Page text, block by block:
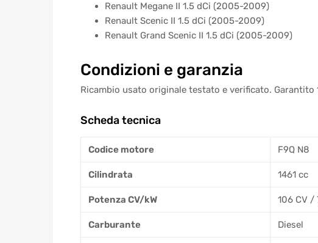
Renault Megane II 1.5 dCi (2005-2009)
Renault Scenic II 1.5 dCi (2005-2009)
Renault Grand Scenic II 1.5 dCi (2005-2009)
Condizioni e garanzia
Ricambio usato originale testato e verificato. Garantito
Scheda tecnica
Codice motore F9Q N8
Cilindrata 1461 cc
Potenza CV/kW 106 CV /
Carburante Diesel